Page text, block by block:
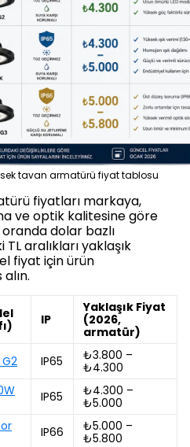
tavan armatürü fiyat tablosu
fiyatları markaya,
ve optik kalitesine göre
dolar bazlı
aralıkları yaklaşık
fiyat için ürün
IP
Yaklaşık Fiyat
(2026,
armatür)
IP65
₺3.800 –
₺4.300
IP65
₺4.300 –
₺5.000
IP66
₺5.000 –
₺5.800